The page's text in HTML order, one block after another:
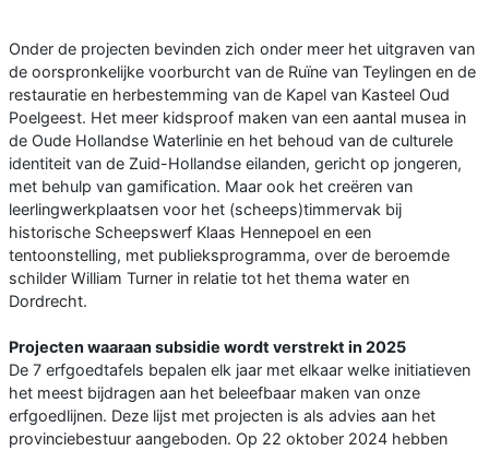
Onder de projecten bevinden zich onder meer het uitgraven van
de oorspronkelijke voorburcht van de Ruïne van Teylingen en de
restauratie en herbestemming van de Kapel van Kasteel Oud
Poelgeest. Het meer kidsproof maken van een aantal musea in
de Oude Hollandse Waterlinie en het behoud van de culturele
identiteit van de Zuid-Hollandse eilanden, gericht op jongeren,
met behulp van gamification. Maar ook het creëren van
leerlingwerkplaatsen voor het (scheeps)timmervak bij
historische Scheepswerf Klaas Hennepoel en een
tentoonstelling, met publieksprogramma, over de beroemde
schilder William Turner in relatie tot het thema water en
Dordrecht.
Projecten waaraan subsidie wordt verstrekt in 2025
De 7 erfgoedtafels bepalen elk jaar met elkaar welke initiatieven
het meest bijdragen aan het beleefbaar maken van onze
erfgoedlijnen. Deze lijst met projecten is als advies aan het
provinciebestuur aangeboden. Op 22 oktober 2024 hebben